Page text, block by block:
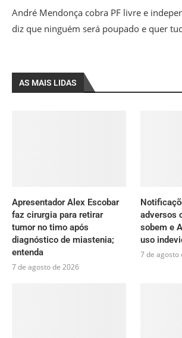
André Mendonça cobra PF livre e
diz que ninguém será poupado e quer
AS MAIS LIDAS
Apresentador Alex Escobar
faz cirurgia para retirar
tumor no timo após
diagnóstico de miastenia;
entenda
7 de agosto de 2026
adversos
sobem e
uso
7 de agosto